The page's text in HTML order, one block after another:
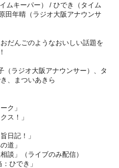
ムキーパー） / ひでき（タイム
田年晴（ラジオ大阪アナウンサ
だんごのようなおいしい話題を
（ラジオ大阪アナウンサー）、タ
、まついあきら
ク」
ス！」
日記！」
道」
談」（ライブのみ配信）
ひでき」